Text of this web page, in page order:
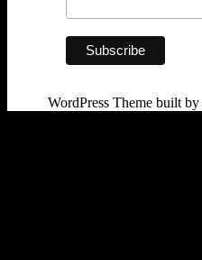
WordPress Theme built by